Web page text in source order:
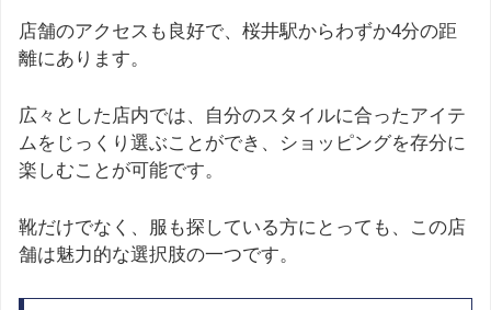
店舗のアクセスも良好で、桜井駅からわずか4分の距
離にあります。
広々とした店内では、自分のスタイルに合ったアイテ
ムをじっくり選ぶことができ、ショッピングを存分に
楽しむことが可能です。
靴だけでなく、服も探している方にとっても、この店
舗は魅力的な選択肢の一つです。